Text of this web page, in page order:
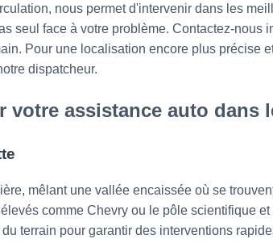
nous permet d'intervenir dans les
seul face à votre problème. Contactez-nous
Pour une localisation encore plus précise
dispatcheur.
assistance auto dans
mêlant une vallée encaissée où se
comme Chevry ou le pôle scientifique
terrain pour garantir des interventions